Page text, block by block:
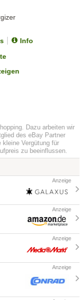
Info
Dazu arbeiten wir
des eBay Partner
kleine Vergütung für
zu beeinflussen.